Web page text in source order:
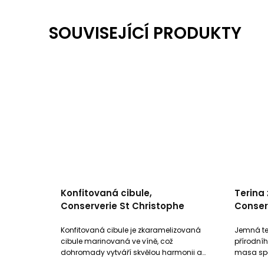
SOUVISEJÍCÍ PRODUKTY
Konfitovaná cibule,
Conserverie St Christophe
Konfitovaná cibule je zkaramelizovaná
cibule marinovaná ve víně, což
dohromady vytváří skvělou harmonii a
Terina
Jemná
masa